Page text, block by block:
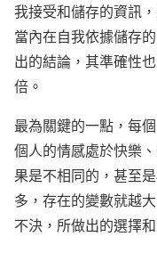
我接受和儲存的資訊
當內在自我依據儲存
出的結論，其準確性
倍。
最為關鍵的一點，每
個人的情感處於快樂
果是不相同的，甚至
多，存在的變數就越
不決，所做出的選擇